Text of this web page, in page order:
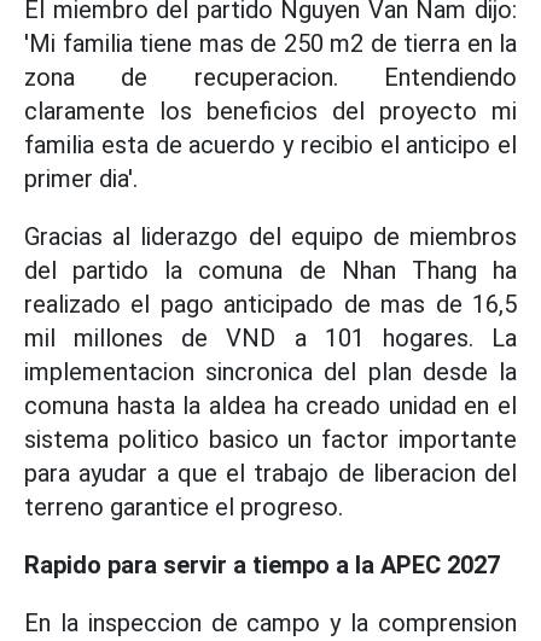
El miembro del partido Nguyen Van Nam dijo:
'Mi familia tiene mas de 250 m2 de tierra en la
zona de recuperacion. Entendiendo
claramente los beneficios del proyecto mi
familia esta de acuerdo y recibio el anticipo el
primer dia'.
Gracias al liderazgo del equipo de miembros
del partido la comuna de Nhan Thang ha
realizado el pago anticipado de mas de 16,5
mil millones de VND a 101 hogares. La
implementacion sincronica del plan desde la
comuna hasta la aldea ha creado unidad en el
sistema politico basico un factor importante
para ayudar a que el trabajo de liberacion del
terreno garantice el progreso.
Rapido para servir a tiempo a la APEC 2027
En la inspeccion de campo y la comprension